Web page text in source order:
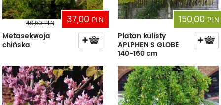
37,00 PLN
40,00PLN
Metasekwoja
chińska
150,00 PLN
Platan kulisty
APLPHEN S GLOBE
140-160 cm